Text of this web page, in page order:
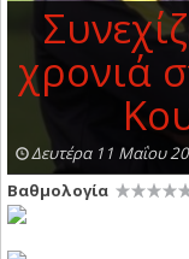
χρονιά
Δευτέρα 11 Μαΐου
Βαθμολογία